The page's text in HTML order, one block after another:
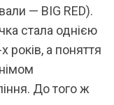
— BIG RED).
стала однією
років, а поняття
До того ж